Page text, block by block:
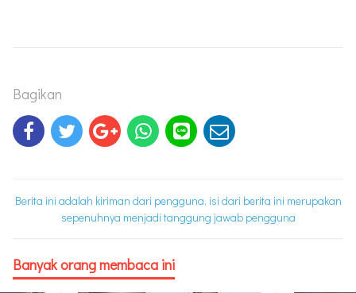
Bagikan
Berita ini adalah kiriman dari pengguna, isi dari berita ini merupakan
sepenuhnya menjadi tanggung jawab pengguna
Banyak orang membaca ini